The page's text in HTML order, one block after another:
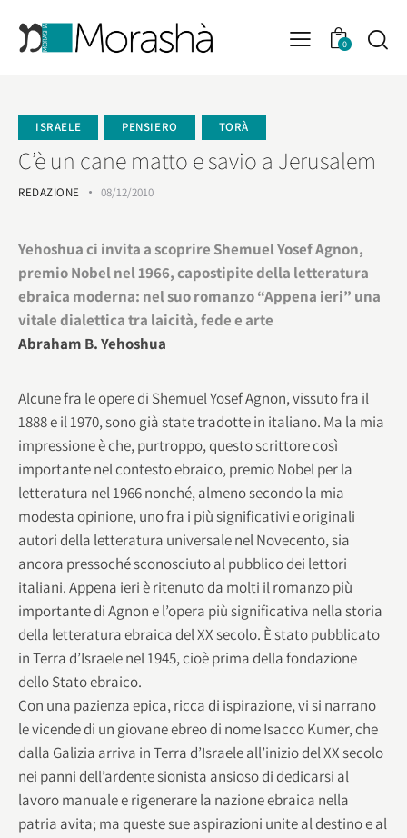
0
ISRAELE PENSIERO TORÀ
C’è un cane matto e savio a Jerusalem
REDAZIONE 08/12/2010
Yehoshua ci invita a scoprire Shemuel Yosef Agnon,
premio Nobel nel 1966, capostipite della letteratura
ebraica moderna: nel suo romanzo “Appena ieri” una
vitale dialettica tra laicità, fede e arte
Abraham B. Yehoshua
Alcune fra le opere di Shemuel Yosef Agnon, vissuto fra il
1888 e il 1970, sono già state tradotte in italiano. Ma la mia
impressione è che, purtroppo, questo scrittore così
importante nel contesto ebraico, premio Nobel per la
letteratura nel 1966 nonché, almeno secondo la mia
modesta opinione, uno fra i più significativi e originali
autori della letteratura universale nel Novecento, sia
ancora pressoché sconosciuto al pubblico dei lettori
italiani. Appena ieri è ritenuto da molti il romanzo più
importante di Agnon e l’opera più significativa nella storia
della letteratura ebraica del XX secolo. È stato pubblicato
in Terra d’Israele nel 1945, cioè prima della fondazione
dello Stato ebraico.
Con una pazienza epica, ricca di ispirazione, vi si narrano
le vicende di un giovane ebreo di nome Isacco Kumer, che
dalla Galizia arriva in Terra d’Israele all’inizio del XX secolo
nei panni dell’ardente sionista ansioso di dedicarsi al
lavoro manuale e rigenerare la nazione ebraica nella
patria avita; ma queste sue aspirazioni unite al destino e al